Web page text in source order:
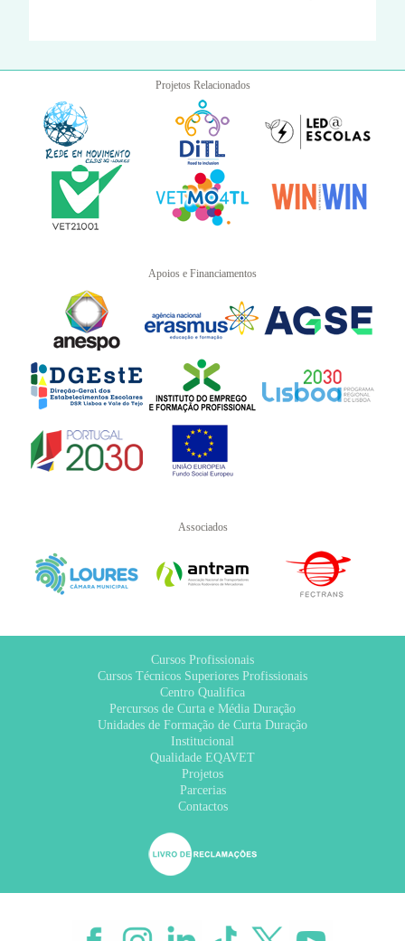
Projetos Relacionados
Apoios e Financiamentos
Associados
Cursos Profissionais
Cursos Técnicos Superiores Profissionais
Centro Qualifica
Percursos de Curta e Média Duração
Unidades de Formação de Curta Duração
Institucional
Qualidade EQAVET
Projetos
Parcerias
Contactos